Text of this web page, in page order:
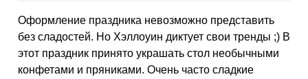
Оформление праздника невозможно представить
без сладостей. Но Хэллоуин диктует свои тренды ;) В
этот праздник принято украшать стол необычными
конфетами и пряниками. Очень часто сладкие